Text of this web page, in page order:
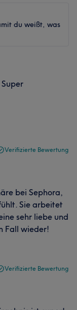
du weißt, was
Verifizierte Bewertung
bei Sephora,
Sie arbeitet
sehr liebe und
Fall wieder!
Verifizierte Bewertung